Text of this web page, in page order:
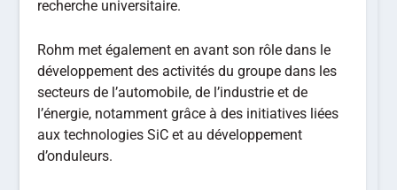
recherche universitaire.
Rohm met également en avant son rôle dans le
développement des activités du groupe dans les
secteurs de l’automobile, de l’industrie et de
l’énergie, notamment grâce à des initiatives liées
aux technologies SiC et au développement
d’onduleurs.